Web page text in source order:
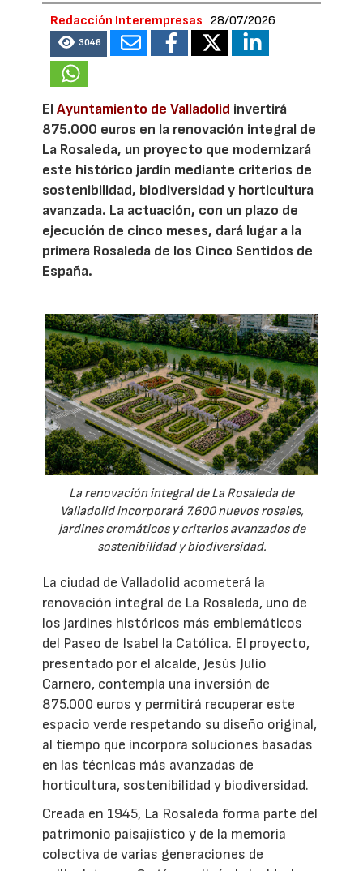
Redacción Interempresas 28/07/2026
3046
ElAyuntamiento de Valladolid invertirá
875.000 euros en la renovación integral de
La Rosaleda, un proyecto que modernizará
este histórico jardín mediante criterios de
sostenibilidad, biodiversidad y horticultura
avanzada. La actuación, con un plazo de
ejecución de cinco meses, dará lugar a la
primera Rosaleda de los Cinco Sentidos de
España.
La renovación integral de La Rosaleda de
Valladolid incorporará 7.600 nuevos rosales,
jardines cromáticos y criterios avanzados de
sostenibilidad y biodiversidad.
La ciudad de Valladolid acometerá la
renovación integral de La Rosaleda, uno de
los jardines históricos más emblemáticos
del Paseo de Isabel la Católica. El proyecto,
presentado por el alcalde, Jesús Julio
Carnero, contempla una inversión de
875.000 euros y permitirá recuperar este
espacio verde respetando su diseño original,
al tiempo que incorpora soluciones basadas
en las técnicas más avanzadas de
horticultura, sostenibilidad y biodiversidad.
Creada en 1945, La Rosaleda forma parte del
patrimonio paisajístico y de la memoria
colectiva de varias generaciones de